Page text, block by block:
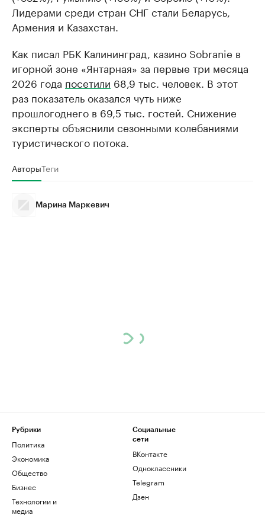
Лидерами среди стран СНГ стали Беларусь,
Армения и Казахстан.
Как писал РБК Калининград, казино Sobranie в
игорной зоне «Янтарная» за первые три месяца
2026 года посетили 68,9 тыс. человек. В этот
раз показатель оказался чуть ниже
прошлогоднего в 69,5 тыс. гостей. Снижение
эксперты объяснили сезонными колебаниями
туристического потока.
АвторыТеги
Марина Маркевич
Рубрики
Политика
Экономика
Общество
Бизнес
Технологии и
медиа
Социальные
сети
ВКонтакте
Одноклассники
Telegram
Дзен